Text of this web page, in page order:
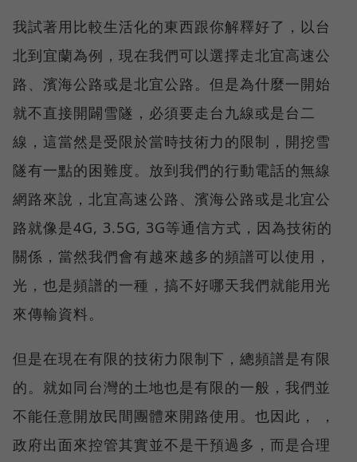
我試著用比較生活化的東西跟你解釋好了，以台
北到宜蘭為例，現在我們可以選擇走北宜高速公
路、濱海公路或是北宜公路。但是為什麼一開始
就不直接開闢雪隧，必須要走台九線或是台二
線，這當然是受限於當時技術力的限制，開挖雪
隧有一點的困難度。放到我們的行動電話的無線
網路來說，北宜高速公路、濱海公路或是北宜公
路就像是4G, 3.5G, 3G等通信方式，因為技術的
關係，當然我們會有越來越多的頻譜可以使用，
光，也是頻譜的一種，搞不好哪天我們就能用光
來傳輸資料。
但是在現在有限的技術力限制下，總頻譜是有限
的。就如同台灣的土地也是有限的一般，我們並
不能任意開放民間團體來開路使用。也因此， ，
政府出面來控管其實並不是干預過多，而是合理